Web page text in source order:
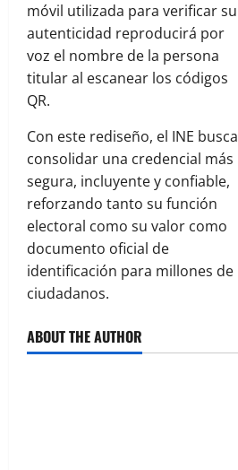
móvil utilizada para verificar su
autenticidad reproducirá por
voz el nombre de la persona
titular al escanear los códigos
QR.
Con este rediseño, el INE busca
consolidar una credencial más
segura, incluyente y confiable,
reforzando tanto su función
electoral como su valor como
documento oficial de
identificación para millones de
ciudadanos.
ABOUT THE AUTHOR